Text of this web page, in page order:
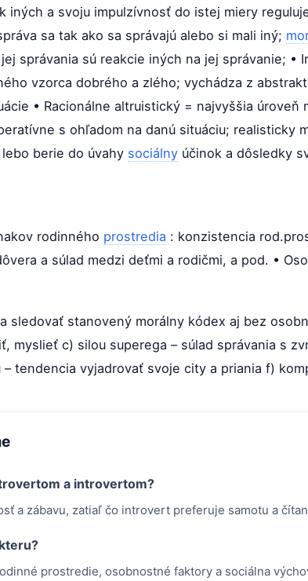
iných a svoju impulzívnosť do istej miery
sa tak ako sa správajú alebo si mali iný;
správania sú reakcie iných na jej správanie; •
vzorca dobrého a zlého; vychádza z
• Racionálne altruistický = najvyššia
s ohľadom na danú situáciu; realisticky
berie do úvahy sociálny účinok a dôsledky
rodinného prostredia : konzistencia
a súlad medzi deťmi a rodičmi, a pod. •
sledovať stanovený morálny kódex aj bez
myslieť c) silou superega – súlad správania s
tendencia vyjadrovať svoje city a priania f)
a introvertom?
a zábavu, zatiaľ čo introvert preferuje samotu a
prostredie, osobnostné faktory a sociálna